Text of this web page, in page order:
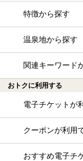
特徴から探す
温泉地から探す
関連キーワード
おトクに利用する
電子チケットが
クーポンが利用
おすすめ電子チ